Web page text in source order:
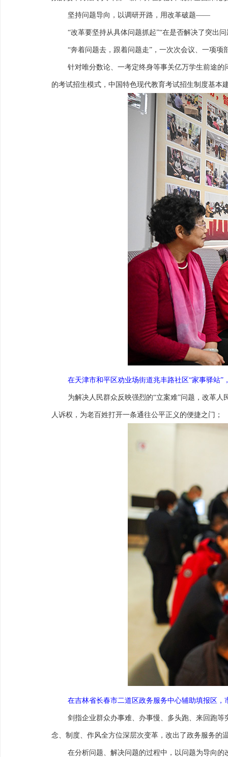
坚持问题导向，以调研开路，用改革破题——
“改革要坚持从具体问题抓起”“在是否解决了突出
“奔着问题去，跟着问题走”，一次次会议、一项
针对唯分数论、一考定终身等事关亿万学生前途
的考试招生模式，中国特色现代教育考试招生制度基本
在天津市和平区劝业场街道兆丰路社区“家事驿站
为解决人民群众反映强烈的“立案难”问题，改革
人诉权，为老百姓打开一条通往公平正义的便捷之门；
在吉林省长春市二道区政务服务中心辅助填报区
剑指企业群众办事难、办事慢、多头跑、来回跑
念、制度、作风全方位深层次变革，改出了政务服务
在分析问题、解决问题的过程中，以问题为导向的